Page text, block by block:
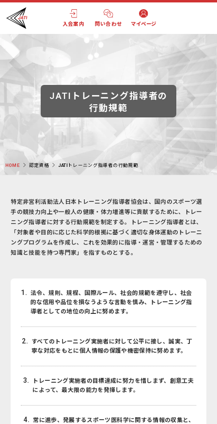
入会案内 問い合わせ マイページ
JATIトレーニング指導者の
行動規範
HOME 認定資格 JATIトレーニング指導者の行動規範
特定非営利活動法人日本トレーニング指導者協会は、国内のスポーツ選
手の競技力向上や一般人の健康・体力増進等に貢献するために、トレー
ニング指導者に対する行動規範を制定する。トレーニング指導者とは、
「対象者や目的に応じた科学的根拠に基づく適切な身体運動のトレーニ
ングプログラムを作成し、これを効果的に指導・運営・管理するための
知識と技能を持つ専門家」を指すものとする。
1. 法令、規則、規程、国際ルール、社会的規範を遵守し、社会
的な信用や品位を損なうような言動を慎み、トレーニング指
導者としての地位の向上に努めます。
2.
すべてのトレーニング実施者に対して公平に接し、誠実、丁
寧な対応をもとに個人情報の保護や機密保持に努めます。
3.
トレーニング実施者の目標達成に努力を惜しまず、創意工夫
によって、最大限の能力を発揮します。
4. 常に進歩、発展するスポーツ医科学に関する情報の収集と、